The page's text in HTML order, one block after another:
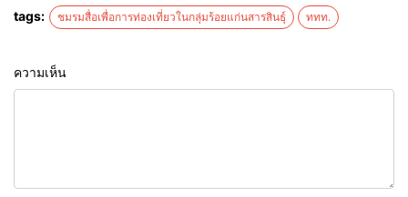
tags: ชมรมสื่อเพื่อการท่องเที่ยวในกลุ่มร้อยแก่นสารสินธุ์ ททท.
ความเห็น